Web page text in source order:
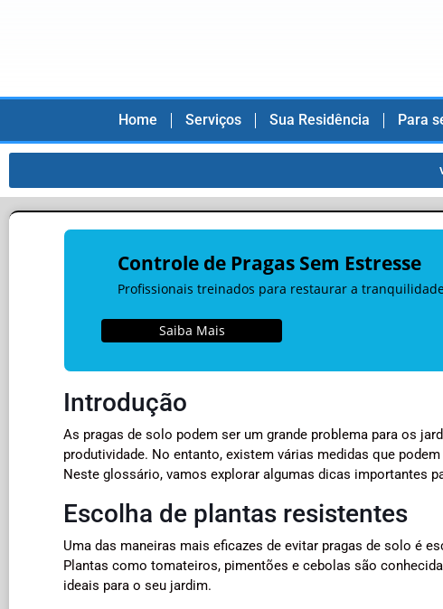
Home Serviços Sua Residência Para
Controle de Pragas Sem Estresse
Profissionais treinados para restaurar a
Saiba Mais
Introdução
As pragas de solo podem ser um grande problema para os
produtividade. No entanto, existem várias medidas que
Neste glossário, vamos explorar algumas dicas importantes
Escolha de plantas resistentes
Uma das maneiras mais eficazes de evitar pragas de solo é
Plantas como tomateiros, pimentões e cebolas são
ideais para o seu jardim.